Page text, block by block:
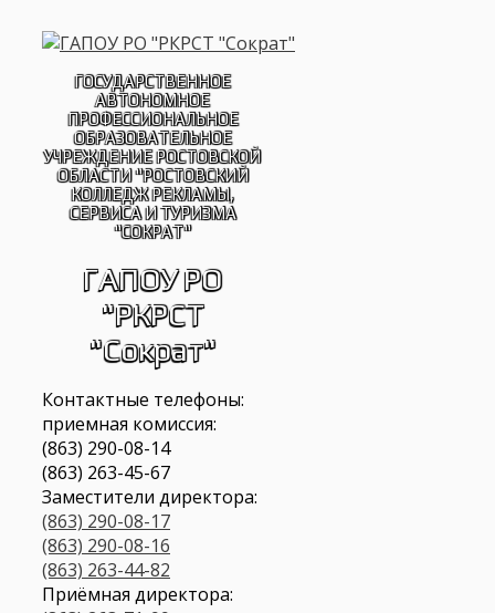
содержимому
ГОСУДАРСТВЕННОЕ
АВТОНОМНОЕ
ПРОФЕССИОНАЛЬНОЕ
ОБРАЗОВАТЕЛЬНОЕ
УЧРЕЖДЕНИЕ РОСТОВСКОЙ
ОБЛАСТИ "РОСТОВСКИЙ
КОЛЛЕДЖ РЕКЛАМЫ,
СЕРВИСА И ТУРИЗМА
"СОКРАТ"
ГАПОУ РО
"РКРСТ
"Сократ"
Контактные телефоны:
приемная комиссия:
(863) 290-08-14
(863) 263-45-67
Заместители директора:
(863) 290-08-17
(863) 290-08-16
(863) 263-44-82
Приёмная директора: